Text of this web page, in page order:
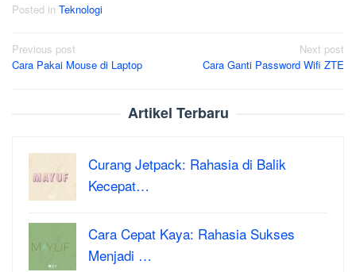
Posted in Teknologi
Post
navigation
Previous post
Cara Pakai Mouse di Laptop
Next post
Cara Ganti Password Wifi ZTE
Artikel Terbaru
Curang Jetpack: Rahasia di Balik
Kecepat…
Cara Cepat Kaya: Rahasia Sukses
Menjadi …